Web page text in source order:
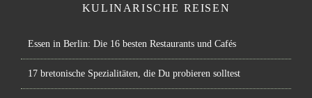
KULINARISCHE REISEN
Essen in Berlin: Die 16 besten Restaurants und Cafés
17 bretonische Spezialitäten, die Du probieren solltest